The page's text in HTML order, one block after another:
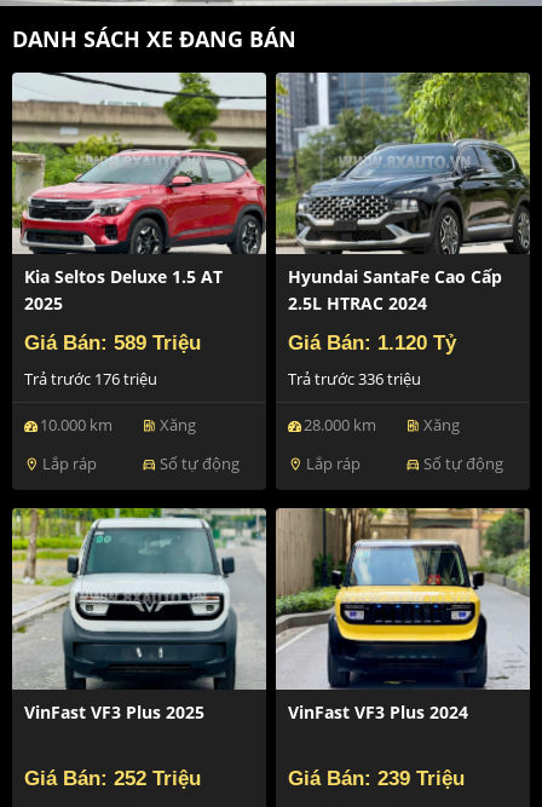
DANH SÁCH XE ĐANG BÁN
Kia Seltos Deluxe 1.5 AT
2025
Giá Bán: 589 Triệu
Trả trước 176 triệu
10.000 km ev_station Xăng
location_on Lắp ráp directions_car Số tự động
Hyundai SantaFe Cao Cấp
2.5L HTRAC 2024
Giá Bán: 1.120 Tỷ
Trả trước 336 triệu
28.000 km ev_station Xăng
location_on Lắp ráp directions_car Số tự động
VinFast VF3 Plus 2025
Giá Bán: 252 Triệu
VinFast VF3 Plus 2024
Giá Bán: 239 Triệu